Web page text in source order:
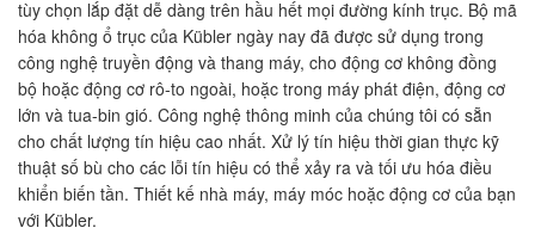
tùy chọn lắp đặt dễ dàng trên hầu hết mọi đường kính trục. Bộ mã
hóa không ổ trục của Kübler ngày nay đã được sử dụng trong
công nghệ truyền động và thang máy, cho động cơ không đồng
bộ hoặc động cơ rô-to ngoài, hoặc trong máy phát điện, động cơ
lớn và tua-bin gió. Công nghệ thông minh của chúng tôi có sẵn
cho chất lượng tín hiệu cao nhất. Xử lý tín hiệu thời gian thực kỹ
thuật số bù cho các lỗi tín hiệu có thể xảy ra và tối ưu hóa điều
khiển biến tần. Thiết kế nhà máy, máy móc hoặc động cơ của bạn
với Kübler.